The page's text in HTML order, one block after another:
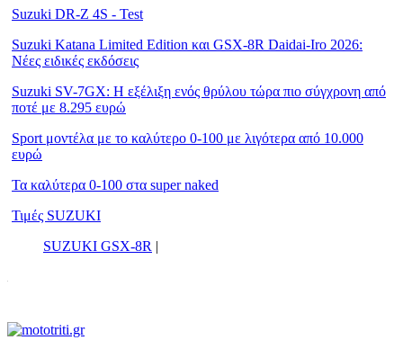
Suzuki DR-Z 4S - Test
Suzuki Katana Limited Edition και GSX-8R Daidai-Iro 2026:
Νέες ειδικές εκδόσεις
Suzuki SV-7GX: Η εξέλιξη ενός θρύλου τώρα πιο σύγχρονη από
ποτέ με 8.295 ευρώ
Sport μοντέλα με το καλύτερο 0-100 με λιγότερα από 10.000
ευρώ
Τα καλύτερα 0-100 στα super naked
Τιμές SUZUKI
SUZUKI GSX-8R |